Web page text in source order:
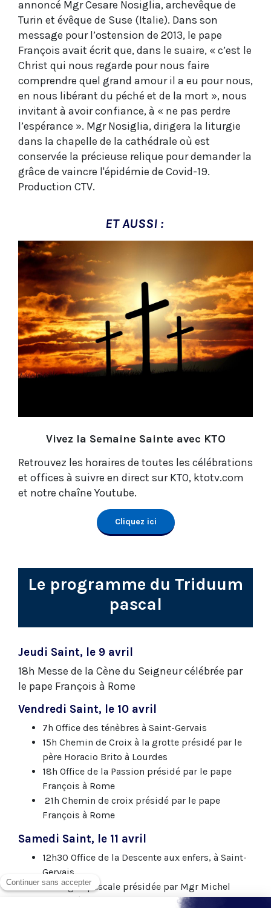
annoncé Mgr Cesare Nosiglia, archevêque de
Turin et évêque de Suse (Italie). Dans son
message pour l’ostension de 2013, le pape
François avait écrit que, dans le suaire, « c’est le
Christ qui nous regarde pour nous faire
comprendre quel grand amour il a eu pour nous,
en nous libérant du péché et de la mort », nous
invitant à avoir confiance, à « ne pas perdre
l’espérance ». Mgr Nosiglia, dirigera la liturgie
dans la chapelle de la cathédrale où est
conservée la précieuse relique pour demander la
grâce de vaincre l'épidémie de Covid-19.
Production CTV.
ET AUSSI :
Vivez la Semaine Sainte avec KTO
Retrouvez les horaires de toutes les célébrations
et offices à suivre en direct sur KTO, ktotv.com
et notre chaîne Youtube.
Cliquez ici
Le programme du Triduum
pascal
Jeudi Saint, le 9 avril
18h Messe de la Cène du Seigneur célébrée par
le pape François à Rome
Vendredi Saint, le 10 avril
7h Office des ténèbres à Saint-Gervais
15h Chemin de Croix à la grotte présidé par le
père Horacio Brito à Lourdes
18h Office de la Passion présidé par le pape
François à Rome
21h Chemin de croix présidé par le pape
François à Rome
Samedi Saint, le 11 avril
12h30 Office de la Descente aux enfers, à Saint-
Gervais
21h Vigile pascale présidée par Mgr Michel
Aupetit à Saint-Germain-l’Auxerrois